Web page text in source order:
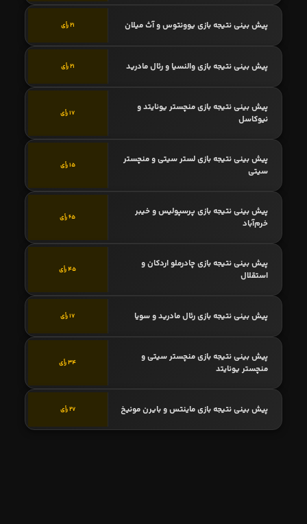
پیش بینی نتیجه بازی یوونتوس و آث میلان 21 رأی
پیش بینی نتیجه بازی والنسیا و رئال مادرید 21 رأی
پیش بینی نتیجه بازی منچستر یونایتد و
نیوکاسل
17 رأی
پیش بینی نتیجه بازی لستر سیتی و منچستر
سیتی
15 رأی
پیش بینی نتیجه بازی پرسپولیس و خیبر
خرم‌آباد
65 رأی
پیش بینی نتیجه بازی چادرملو اردکان و
استقلال
45 رأی
پیش بینی نتیجه بازی رئال مادرید و سویا 17 رأی
پیش بینی نتیجه بازی منچستر سیتی و
منچستر یونایتد
34 رأی
پیش بینی نتیجه بازی ماینتس و بایرن مونیخ 27 رأی